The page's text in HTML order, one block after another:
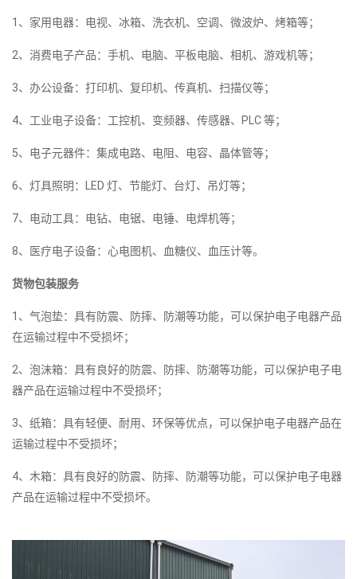
1、家用电器：电视、冰箱、洗衣机、空调、微波炉、烤箱等；
2、消费电子产品：手机、电脑、平板电脑、相机、游戏机等；
3、办公设备：打印机、复印机、传真机、扫描仪等；
4、工业电子设备：工控机、变频器、传感器、PLC 等；
5、电子元器件：集成电路、电阻、电容、晶体管等；
6、灯具照明：LED 灯、节能灯、台灯、吊灯等；
7、电动工具：电钻、电锯、电锤、电焊机等；
8、医疗电子设备：心电图机、血糖仪、血压计等。
货物包装服务
1、气泡垫：具有防震、防摔、防潮等功能，可以保护电子电器产品
在运输过程中不受损坏；
2、泡沫箱：具有良好的防震、防摔、防潮等功能，可以保护电子电
器产品在运输过程中不受损坏；
3、纸箱：具有轻便、耐用、环保等优点，可以保护电子电器产品在
运输过程中不受损坏；
4、木箱：具有良好的防震、防摔、防潮等功能，可以保护电子电器
产品在运输过程中不受损坏。